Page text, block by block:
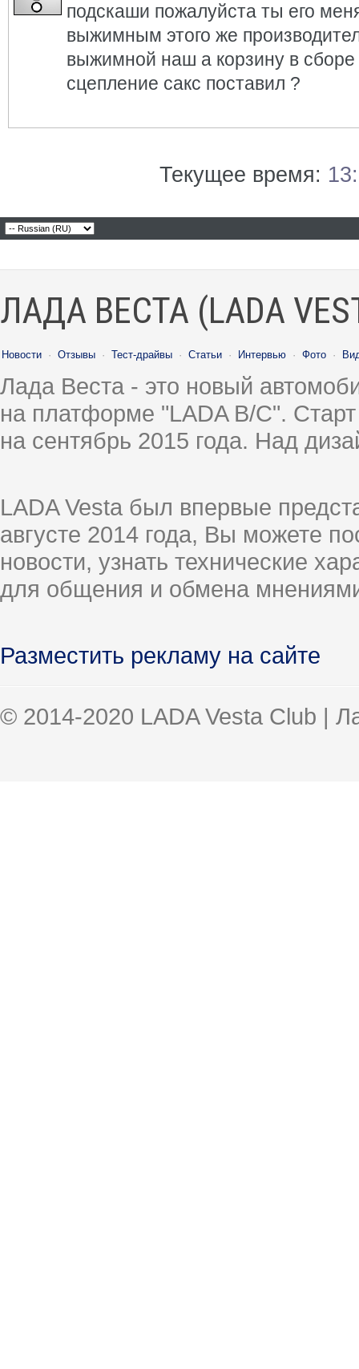
подскаши пожалуйста ты его
выжимным этого же
выжимной наш а корзину в сборе
сцепление сакс поставил ?
Текущее время:
ЛАДА ВЕСТА (LADA
Новости · Отзывы · Тест-драйвы · Статьи · Интервью · Фото ·
Лада Веста - это новый
на платформе "LADA B/C".
на сентябрь 2015 года. Над
LADA Vesta был впервые
августе 2014 года, Вы можете
новости, узнать технические
для общения и обмена
Разместить рекламу на сайте
© 2014-2020 LADA Vesta Club |